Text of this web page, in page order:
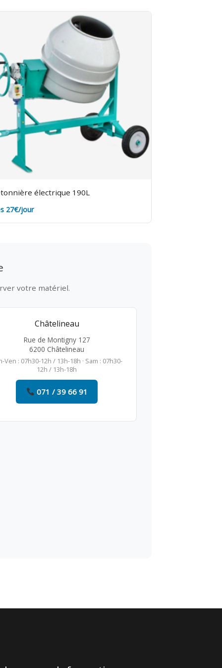
électrique 190L
27€/jour
votre matériel.
Châtelineau
Rue de Montigny 127
6200 Châtelineau
Ven : 07h30-12h / 13h-18h · Sam : 07h30-
12h / 13h-18h
071 / 39 66 91